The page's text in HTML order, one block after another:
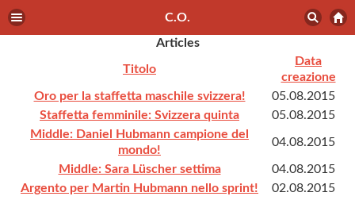
C.O.
Articles
Titolo
Data
creazione
Oro per la staffetta maschile svizzera!
05.08.2015
Staffetta femminile: Svizzera quinta
05.08.2015
Middle: Daniel Hubmann campione del
mondo!
04.08.2015
Middle: Sara Lüscher settima
04.08.2015
Argento per Martin Hubmann nello sprint!
02.08.2015